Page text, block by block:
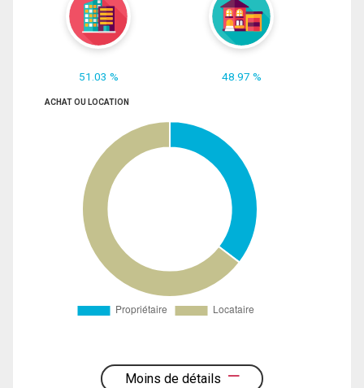
51.03 % 48.97 %
ACHAT OU LOCATION
Moins de détails